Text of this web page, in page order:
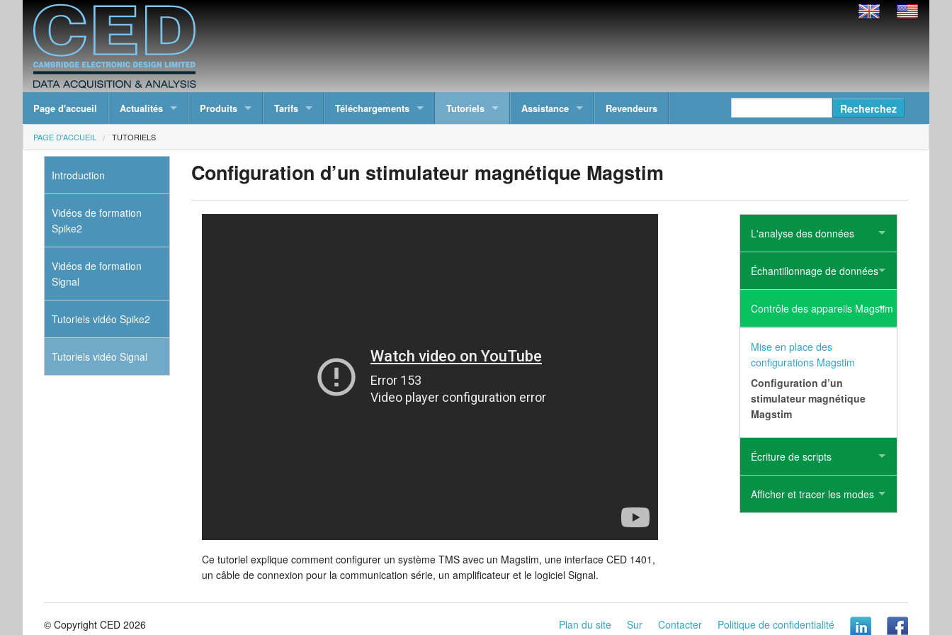
Page d'accueil Actualités Produits Tarifs Téléchargements Tutoriels Assistance Revendeurs
PAGE D'ACCUEIL TUTORIELS
Configuration d’un stimulateur magnétique Magstim
Ce tutoriel explique comment configurer un système TMS avec un Magstim, une interface CED 1401,
un câble de connexion pour la communication série, un amplificateur et le logiciel Signal.
L'analyse des données
Échantillonnage de données
Contrôle des appareils Magstim
Mise en place des
configurations Magstim
Configuration d’un
stimulateur magnétique
Magstim
Écriture de scripts
Afficher et tracer les modes
Introduction
Vidéos de formation
Spike2
Vidéos de formation
Signal
Tutoriels vidéo Spike2
Tutoriels vidéo Signal
© Copyright CED 2026 Plan du site Sur Contacter Politique de confidentialité